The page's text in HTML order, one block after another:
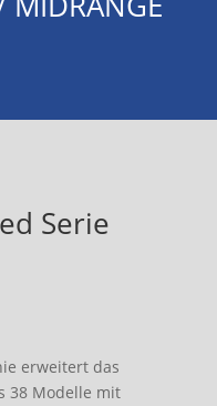
Serie
erweitert das
38 Modelle mit